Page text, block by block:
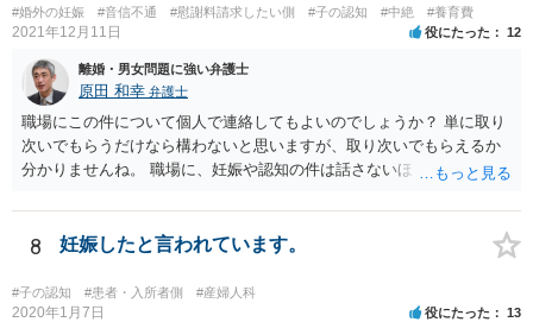
#婚外の妊娠 #音信不通 #慰謝料請求したい側 #子の認知 #中絶 #養育費
2021年12月11日 役にたった 12
離婚・男女問題に強い弁護士
原田 和幸 弁護士
職場にこの件について個人で連絡してもよいのでしょうか？ 単に取り
次いでもらうだけなら構わないと思いますが、取り次いでもらえるか
分かりませんね。 職場に、妊娠や認知の件は話さないほうがよいと思
難しいと思われれば、弁護士に入ってもらうことも検討されてくださ
い。 一度、お近くの弁護士に相談されてみてもよいと思います。
8 妊娠したと言われています。
#子の認知 #患者・入所者側 #産婦人科
2020年1月7日 役にたった 13